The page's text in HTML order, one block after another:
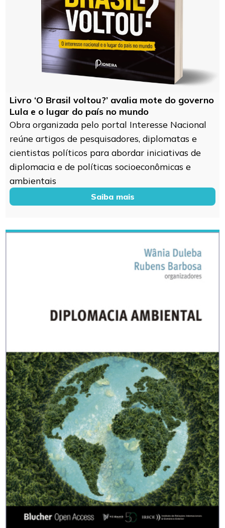
Livro ‘O Brasil voltou?’ avalia mote do governo
Lula e o lugar do país no mundo
Obra organizada pelo portal Interesse Nacional
reúne artigos de pesquisadores, diplomatas e
cientistas políticos para abordar iniciativas de
diplomacia e de políticas socioeconômicas e
ambientais
Saiba mais